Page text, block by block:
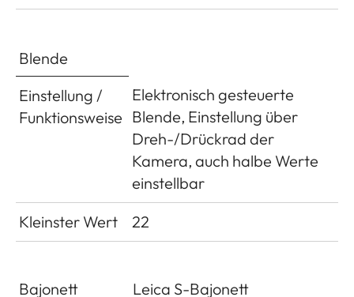
Blende
Einstellung /
Funktionsweise
Elektronisch gesteuerte
Blende, Einstellung über
Dreh-/Drückrad der
Kamera, auch halbe Werte
einstellbar
Kleinster Wert
22
Bajonett Leica S-Bajonett